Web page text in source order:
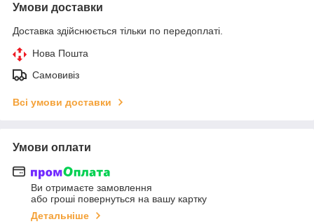
Умови доставки
Доставка здійснюється тільки по передоплаті.
Нова Пошта
Самовивіз
Всі умови доставки
Умови оплати
Ви отримаєте замовлення
або гроші повернуться на вашу картку
Детальніше